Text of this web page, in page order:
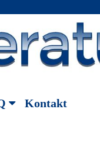
Kontakt